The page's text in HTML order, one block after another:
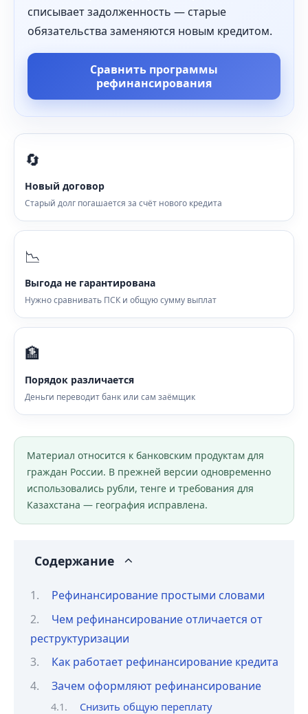
списывает задолженность — старые
обязательства заменяются новым кредитом.
Сравнить программы
рефинансирования
🔄
Новый договор
Старый долг погашается за счёт нового кредита
📉
Выгода не гарантирована
Нужно сравнивать ПСК и общую сумму выплат
🏦
Порядок различается
Деньги переводит банк или сам заёмщик
Материал относится к банковским продуктам для
граждан России. В прежней версии одновременно
использовались рубли, тенге и требования для
Казахстана — география исправлена.
Содержание
Рефинансирование простыми словами
Чем рефинансирование отличается от
реструктуризации
Как работает рефинансирование кредита
Зачем оформляют рефинансирование
Снизить общую переплату